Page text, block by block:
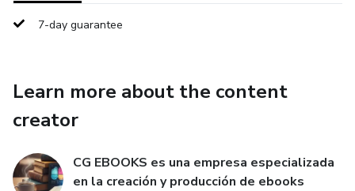
7-day guarantee
Learn more about the content
creator
CG EBOOKS es una empresa especializada
en la creación y producción de ebooks